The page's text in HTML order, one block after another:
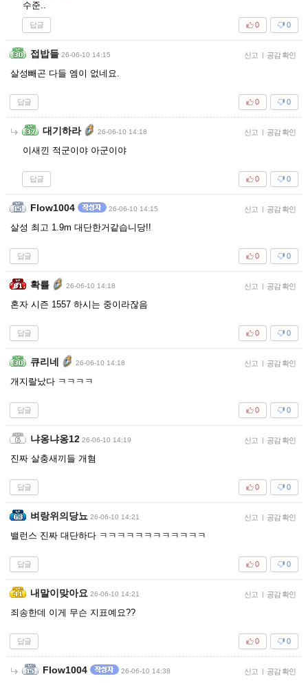
수준..
답글 0
0
접밥들 26-06-10 14:15 신고 | 공감 확인
살성빼곤 다들 엠이 없네요.
답글 0
0
대기하라 26-06-10 14:18 신고 | 공감 확인
이새낀 적군이야 아군이야
답글 0
0
Flow1004 26-06-10 14:15 신고 | 공감 확인
살성 최고 1.9m 대단한거같습니당!!
답글 0
0
확률 26-06-10 14:18 신고 | 공감 확인
혼자 시즌 1557 하시는 중이라잖음
답글 0
0
큐리네 26-06-10 14:18 신고 | 공감 확인
개지랄났다 ㅋㅋㅋㅋ
답글 0
0
냐옹냐옹12 26-06-10 14:19 신고 | 공감 확인
진짜 살충새끼들 개혐
답글 0
0
벼랑위의당뇨 26-06-10 14:21 신고 | 공감 확인
밸런스 진짜 대단하다 ㅋㅋㅋㅋㅋㅋㅋㅋㅋㅋㅋㅋ
답글 0
0
내말이맞아요 26-06-10 14:21 신고 | 공감 확인
죄송한데 이게 무슨 지표예요??
답글 0
0
Flow1004 26-06-10 14:38 신고 | 공감 확인